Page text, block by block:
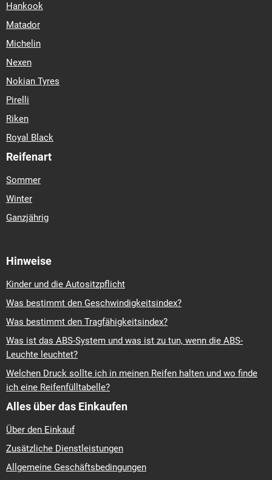
Hankook
Matador
Michelin
Nexen
Nokian Tyres
Pirelli
Riken
Royal Black
Reifenart
Sommer
Winter
Ganzjährig
Hinweise
Kinder und die Autositzpflicht
Was bestimmt den Geschwindigkeitsindex?
Was bestimmt den Tragfähigkeitsindex?
Was ist das ABS-System und was ist zu tun, wenn die ABS-
Leuchte leuchtet?
Welchen Druck sollte ich in meinen Reifen halten und wo finde
ich eine Reifenfülltabelle?
Alles über das Einkaufen
Über den Einkauf
Zusätzliche Dienstleistungen
Allgemeine Geschäftsbedingungen